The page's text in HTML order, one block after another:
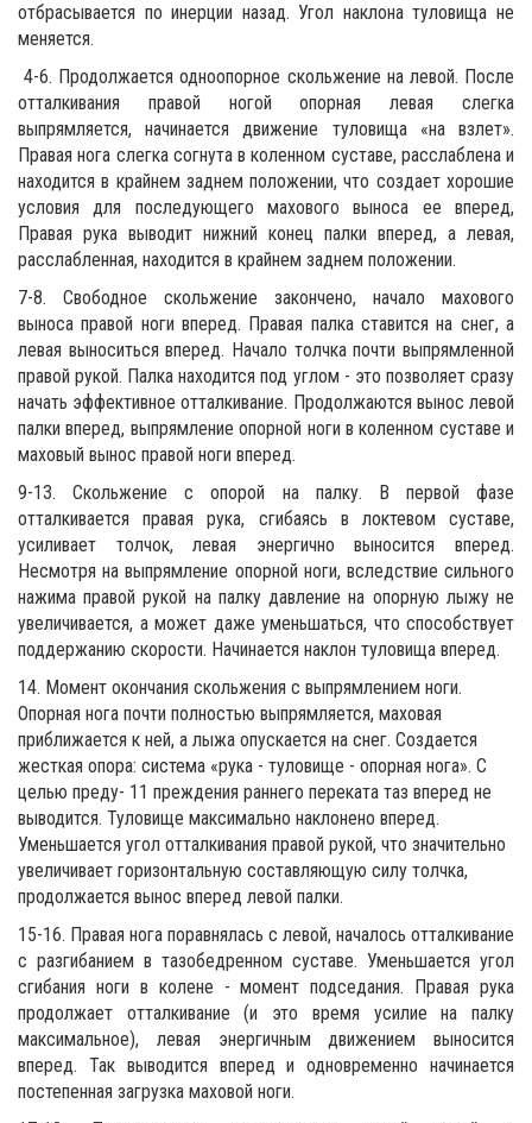
отбрасывается по инерции назад. Угол наклона туловища не
меняется.
4-6. Продолжается одноопорное скольжение на левой. После
отталкивания правой ногой опорная левая слегка
выпрямляется, начинается движение туловища «на взлет».
Правая нога слегка согнута в коленном суставе, расслаблена и
находится в крайнем заднем положении, что создает хорошие
условия для последующего махового выноса ее вперед,
Правая рука выводит нижний конец палки вперед, а левая,
расслабленная, находится в крайнем заднем положении.
7-8. Свободное скольжение закончено, начало махового
выноса правой ноги вперед. Правая палка ставится на снег, а
левая выноситься вперед. Начало толчка почти выпрямленной
правой рукой. Палка находится под углом - это позволяет сразу
начать эффективное отталкивание. Продолжаются вынос левой
палки вперед, выпрямление опорной ноги в коленном суставе и
маховый вынос правой ноги вперед.
9-13. Скольжение с опорой на палку. В первой фазе
отталкивается правая рука, сгибаясь в локтевом суставе,
усиливает толчок, левая энергично выносится вперед.
Несмотря на выпрямление опорной ноги, вследствие сильного
нажима правой рукой на палку давление на опорную лыжу не
увеличивается, а может даже уменьшаться, что способствует
поддержанию скорости. Начинается наклон туловища вперед.
14. Момент окончания скольжения с выпрямлением ноги.
Опорная нога почти полностью выпрямляется, маховая
приближается к ней, а лыжа опускается на снег. Создается
жесткая опора: система «рука - туловище - опорная нога». С
целью преду- 11 преждения раннего переката таз вперед не
выводится. Туловище максимально наклонено вперед.
Уменьшается угол отталкивания правой рукой, что значительно
увеличивает горизонтальную составляющую силу толчка,
продолжается вынос вперед левой палки.
15-16. Правая нога поравнялась с левой, началось отталкивание
с разгибанием в тазобедренном суставе. Уменьшается угол
сгибания ноги в колене - момент подседания. Правая рука
продолжает отталкивание (и это время усилие на палку
максимальное), левая энергичным движением выносится
вперед. Так выводится вперед и одновременно начинается
постепенная загрузка маховой ноги.